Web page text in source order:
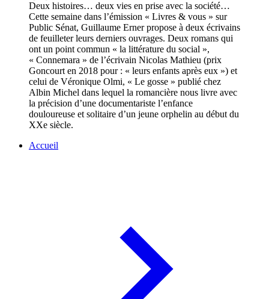
Deux histoires… deux vies en prise avec la société…
Cette semaine dans l’émission « Livres & vous » sur
Public Sénat, Guillaume Erner propose à deux écrivains
de feuilleter leurs derniers ouvrages. Deux romans qui
ont un point commun « la littérature du social »,
« Connemara » de l’écrivain Nicolas Mathieu (prix
Goncourt en 2018 pour : « leurs enfants après eux ») et
celui de Véronique Olmi, « Le gosse » publié chez
Albin Michel dans lequel la romancière nous livre avec
la précision d’une documentariste l’enfance
douloureuse et solitaire d’un jeune orphelin au début du
XXe siècle.
Accueil